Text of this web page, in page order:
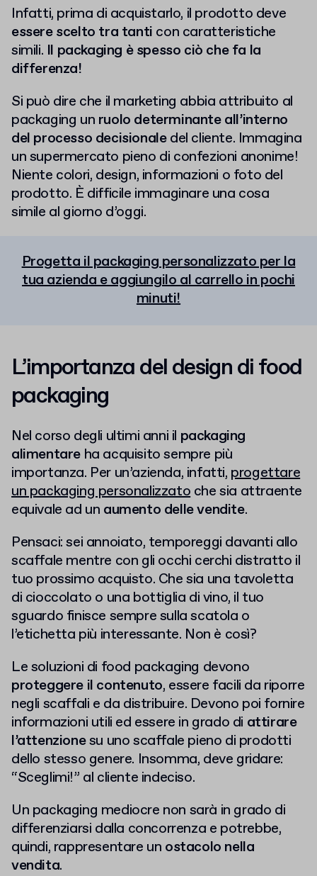
Infatti, prima di acquistarlo, il prodotto deve
essere scelto tra tanti con caratteristiche
simili. Il packaging è spesso ciò che fa la
differenza!
Si può dire che il marketing abbia attribuito al
packaging un ruolo determinante all’interno
del processo decisionaledel cliente. Immagina
un supermercato pieno di confezioni anonime!
Niente colori, design, informazioni o foto del
prodotto. È difficile immaginare una cosa
simile al giorno d’oggi.
Progetta il packaging personalizzato per la
tua azienda e aggiungilo al carrello in pochi
minuti!
L’importanza del design di food
packaging
Nel corso degli ultimi anni il packaging
alimentare ha acquisito sempre più
importanza. Per un’azienda, infatti, progettare
un packaging personalizzatoche sia attraente
equivale ad un aumento delle vendite.
Pensaci: sei annoiato, temporeggi davanti allo
scaffale mentre con gli occhi cerchi distratto il
tuo prossimo acquisto. Che sia una tavoletta
di cioccolato o una bottiglia di vino, il tuo
sguardo finisce sempre sulla scatola o
l’etichetta più interessante. Non è così?
Le soluzioni di food packaging devono
proteggere il contenuto, essere facili da riporre
negli scaffali e da distribuire. Devono poi fornire
informazioni utili ed essere in grado di attirare
l’attenzionesu uno scaffale pieno di prodotti
dello stesso genere. Insomma, deve gridare:
“Sceglimi!” al cliente indeciso.
Un packaging mediocre non sarà in grado di
differenziarsi dalla concorrenza e potrebbe,
quindi, rappresentare un ostacolo nella
vendita.